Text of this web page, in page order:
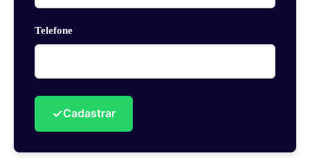
Telefone
✓Cadastrar